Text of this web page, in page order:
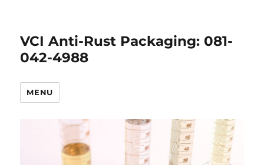
VCI Anti-Rust Packaging: ‭081-
042-4988
MENU